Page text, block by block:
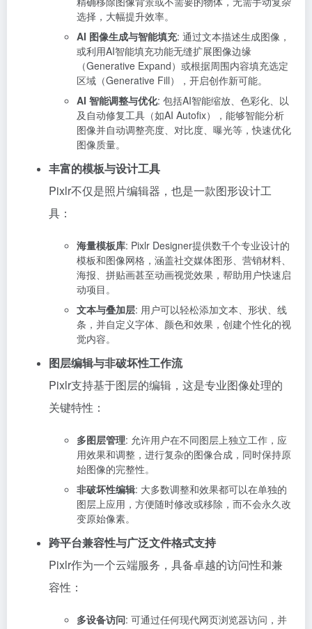
选择，大幅提升效率。
AI 图像生成与智能填充: 通过文本描述生成图像，
或利用AI智能填充功能无缝扩展图像边缘
（Generative Expand）或根据周围内容填充选定
区域（Generative Fill），开启创作新可能。
AI 智能调整与优化: 包括AI智能缩放、色彩化、以
及自动修复工具（如AI Autofix），能够智能分析
图像并自动调整亮度、对比度、曝光等，快速优化
图像质量。
丰富的模板与设计工具
Pixlr不仅是照片编辑器，也是一款图形设计工
具：
海量模板库: Pixlr Designer提供数千个专业设计的
模板和图像网格，涵盖社交媒体图形、营销材料、
海报、拼贴画甚至动画视觉效果，帮助用户快速启
动项目。
文本与叠加层: 用户可以轻松添加文本、形状、线
条，并自定义字体、颜色和效果，创建个性化的视
觉内容。
图层编辑与非破坏性工作流
Pixlr支持基于图层的编辑，这是专业图像处理的
关键特性：
多图层管理: 允许用户在不同图层上独立工作，应
用效果和调整，进行复杂的图像合成，同时保持原
始图像的完整性。
非破坏性编辑: 大多数调整和效果都可以在单独的
图层上应用，方便随时修改或移除，而不会永久改
变原始像素。
跨平台兼容性与广泛文件格式支持
Pixlr作为一个云端服务，具备卓越的访问性和兼
容性：
多设备访问: 可通过任何现代网页浏览器访问，并